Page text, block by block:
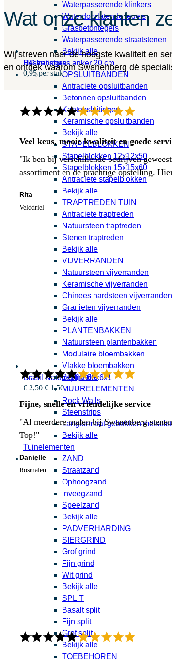
HG kunstgras anker 20 cm
0,95 per stuk
Brasil Nature plint 60x6x1
€2,50 Oorspronkelijke
was:
€ 2,50.
€ 1,50Huidige
prijs
is:
€ 1,50.
Waterpasserende klinkers
Waterdoorlatende tegels
Grasbetontegels
Waterpasserende straatstenen
Bekijk alle
Bestratingen
OPSLUITBANDEN
Antraciete opsluitbanden
Betonnen opsluitbanden
Kantopsluitingen
Keramische opsluitbanden
Bekijk alle
STAPELBLOKKEN
Stapelblokken 12x12x50
Stapelblokken 15x15x60
Antraciete stapelblokken
Bekijk alle
TRAPTREDEN TUIN
Antraciete traptreden
Natuursteen traptreden
Stenen traptreden
Bekijk alle
VIJVERRANDEN
Natuursteen vijverranden
Keramische vijverranden
Chinees hardsteen vijverranden
Granieten vijverranden
Bekijk alle
PLANTENBAKKEN
Natuursteen plantenbakken
Modulaire bloembakken
Vlakke bloembakken
Bekijk alle
MUURELEMENTEN
Rock Walls
Steenstrips
Langformaat gebakken
Bekijk alle
Tuinelementen
ZAND
Straatzand
Ophoogzand
Inveegzand
Speelzand
Bekijk alle
PADVERHARDING
SIERGRIND
Grof grind
Fijn grind
Wit grind
Bekijk alle
SPLIT
Basalt split
Fijn split
Grof split
Bekijk alle
TOEBEHOREN
Wat onze klanten
Wij streven naar de hoogste kwaliteit en
en ontdek waarom Swanenberg dé
Veel keus, mooie kwaliteit en goede
"Ik ben bij verschillende bedrijven
assortiment en de prachtige opstelling.
Rita
Velddriel
Fijne, snelle en vriendelijke service
"Al meerdere malen bij Swanenberg
Top!"
Danielle
Rosmalen